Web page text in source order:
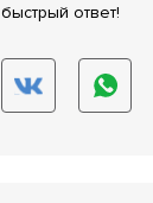
быстрый ответ!